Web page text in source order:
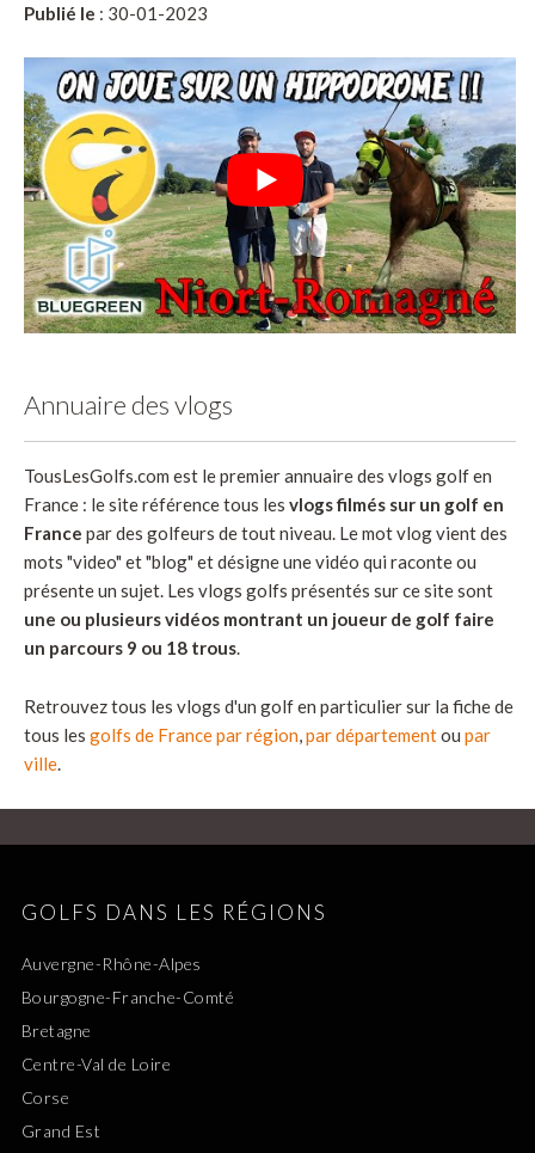
Publié le : 30-01-2023
Annuaire des vlogs
TousLesGolfs.com est le premier annuaire des vlogs golf en
France : le site référence tous les vlogs filmés sur un golf en
France par des golfeurs de tout niveau. Le mot vlog vient des
mots "video" et "blog" et désigne une vidéo qui raconte ou
présente un sujet. Les vlogs golfs présentés sur ce site sont
une ou plusieurs vidéos montrant un joueur de golf faire
un parcours 9 ou 18 trous.
Retrouvez tous les vlogs d'un golf en particulier sur la fiche de
tous les golfs de France par région,par départementou par
ville.
GOLFS DANS LES RÉGIONS
Auvergne-Rhône-Alpes
Bourgogne-Franche-Comté
Bretagne
Centre-Val de Loire
Corse
Grand Est